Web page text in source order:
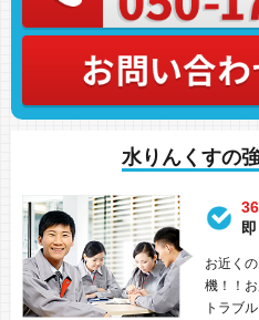
水りんくすの
お近く
機！！
トラブ